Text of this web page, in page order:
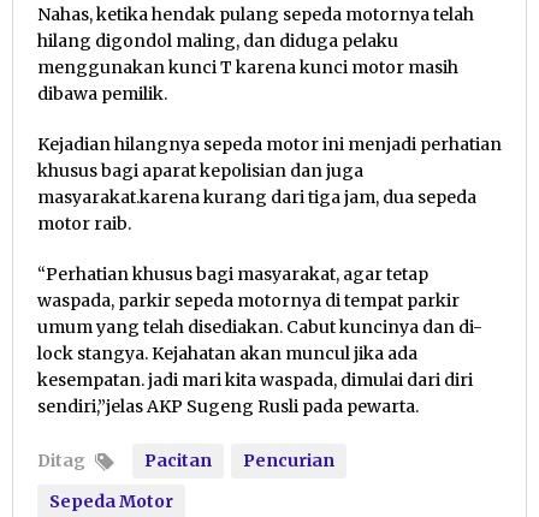
Nahas, ketika hendak pulang sepeda motornya telah
hilang digondol maling, dan diduga pelaku
menggunakan kunci T karena kunci motor masih
dibawa pemilik.
Kejadian hilangnya sepeda motor ini menjadi perhatian
khusus bagi aparat kepolisian dan juga
masyarakat.karena kurang dari tiga jam, dua sepeda
motor raib.
“Perhatian khusus bagi masyarakat, agar tetap
waspada, parkir sepeda motornya di tempat parkir
umum yang telah disediakan. Cabut kuncinya dan di-
lock stangya. Kejahatan akan muncul jika ada
kesempatan. jadi mari kita waspada, dimulai dari diri
sendiri,”jelas AKP Sugeng Rusli pada pewarta.
Ditag Pacitan
Pencurian
Sepeda Motor